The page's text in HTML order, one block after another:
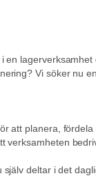
en
Vi söker nu
att planera,
verksamheten
deltar i det